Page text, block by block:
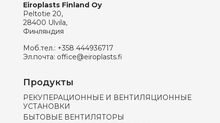
Eiroplasts Finland Oy
Peltotie 20,
28400 Ulvila,
Финляндия
Моб.тел.: +358 444936717
Эл.почта: office@eiroplasts.fi
Продукты
РЕКУПЕРАЦИОННЫЕ И ВЕНТИЛЯЦИОННЫЕ
УСТАНОВКИ
БЫТОВЫЕ ВЕНТИЛЯТОРЫ